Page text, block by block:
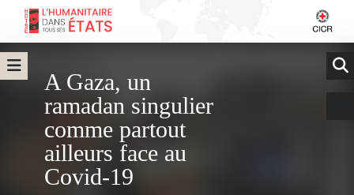
A Gaza, un
ramadan singulier
comme partout
ailleurs face au
Covid-19